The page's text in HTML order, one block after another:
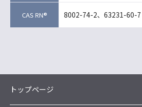
8002-74-2、63231-60-7
トップページ